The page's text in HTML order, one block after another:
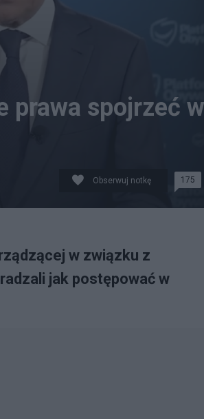
prawa spojrzeć w
Obserwuj notkę 175
w związku z
jak postępować w